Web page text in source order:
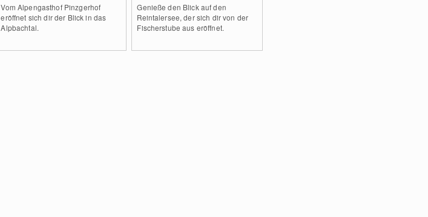
Vom Alpengasthof Pinzgerhof
eröffnet sich dir der Blick in das
Alpbachtal.
Genieße den Blick auf den
Reintalersee, der sich dir von der
Fischerstube aus eröffnet.